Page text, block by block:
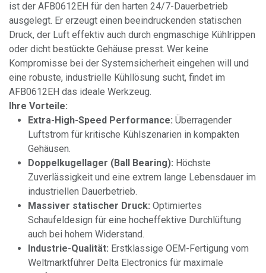
ist der AFB0612EH für den harten 24/7-Dauerbetrieb
ausgelegt. Er erzeugt einen beeindruckenden statischen
Druck, der Luft effektiv auch durch engmaschige Kühlrippen
oder dicht bestückte Gehäuse presst. Wer keine
Kompromisse bei der Systemsicherheit eingehen will und
eine robuste, industrielle Kühllösung sucht, findet im
AFB0612EH das ideale Werkzeug.
Ihre Vorteile:
Extra-High-Speed Performance: Überragender
Luftstrom für kritische Kühlszenarien in kompakten
Gehäusen.
Doppelkugellager (Ball Bearing): Höchste
Zuverlässigkeit und eine extrem lange Lebensdauer im
industriellen Dauerbetrieb.
Massiver statischer Druck: Optimiertes
Schaufeldesign für eine hocheffektive Durchlüftung
auch bei hohem Widerstand.
Industrie-Qualität: Erstklassige OEM-Fertigung vom
Weltmarktführer Delta Electronics für maximale